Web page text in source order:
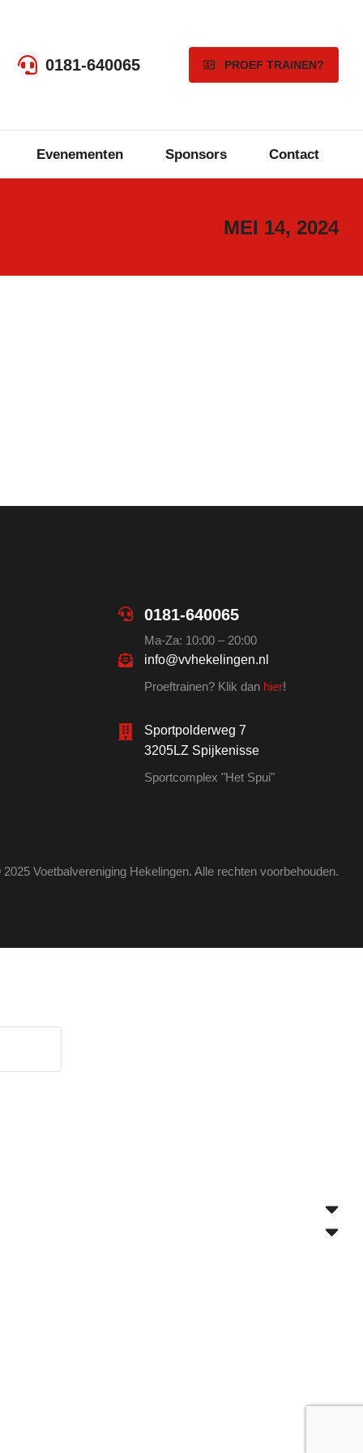
0181-640065 PROEF TRAINEN?
Evenementen Sponsors Contact
MEI 14, 2024
0181-640065
Ma-Za: 10:00 – 20:00
info@vvhekelingen.nl
Proeftrainen? Klik dan hier!
Sportpolderweg 7
3205LZ Spijkenisse
Sportcomplex "Het Spui"
Voetbalvereniging Hekelingen. Alle rechten voorbehouden.